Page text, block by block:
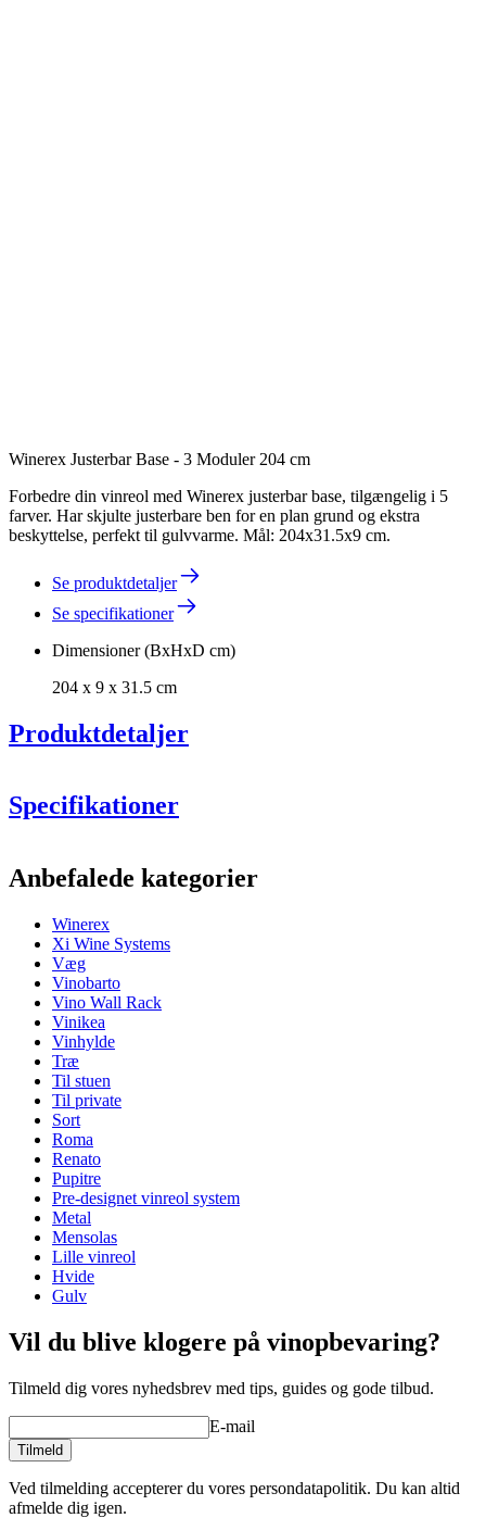
Winerex Justerbar Base - 3 Moduler 204 cm
Forbedre din vinreol med Winerex justerbar base, tilgængelig i 5
farver. Har skjulte justerbare ben for en plan grund og ekstra
beskyttelse, perfekt til gulvvarme. Mål: 204x31.5x9 cm.
Se produktdetaljer
Se specifikationer
Dimensioner (BxHxD cm)
204 x 9 x 31.5 cm
Produktdetaljer
Specifikationer
ProduktnummerEXZP204
Generelt
Levering
PlaceringGulv
Modulærtrue
FinishFyrretræ
Dimensioner (BxHxD cm)
Højde (cm)
Bredde (cm)
Dybde (cm)
Vægt (kg)
Anbefalede kategorier
Winerex
Xi Wine Systems
Væg
Vinobarto
Vino Wall Rack
Vinikea
Vinhylde
Træ
Til stuen
Til private
Sort
Roma
Renato
Pupitre
Pre-designet vinreol system
Metal
Mensolas
Lille vinreol
Hvide
Gulv
Vil du blive klogere på vinopbevaring?
Tilmeld dig vores nyhedsbrev med tips, guides og gode tilbud.
E-mail
Tilmeld
Ved tilmelding accepterer du vores persondatapolitik. Du kan altid
afmelde dig igen.